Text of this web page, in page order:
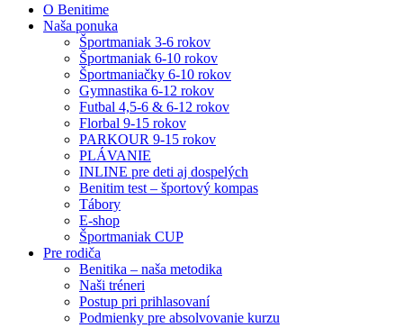
O Benitime
Naša ponuka
Športmaniak 3-6 rokov
Športmaniak 6-10 rokov
Športmaniačky 6-10 rokov
Gymnastika 6-12 rokov
Futbal 4,5-6 & 6-12 rokov
Florbal 9-15 rokov
PARKOUR 9-15 rokov
PLÁVANIE
INLINE pre deti aj dospelých
Benitim test – športový kompas
Tábory
E-shop
Športmaniak CUP
Pre rodiča
Benitika – naša metodika
Naši tréneri
Postup pri prihlasovaní
Podmienky pre absolvovanie kurzu